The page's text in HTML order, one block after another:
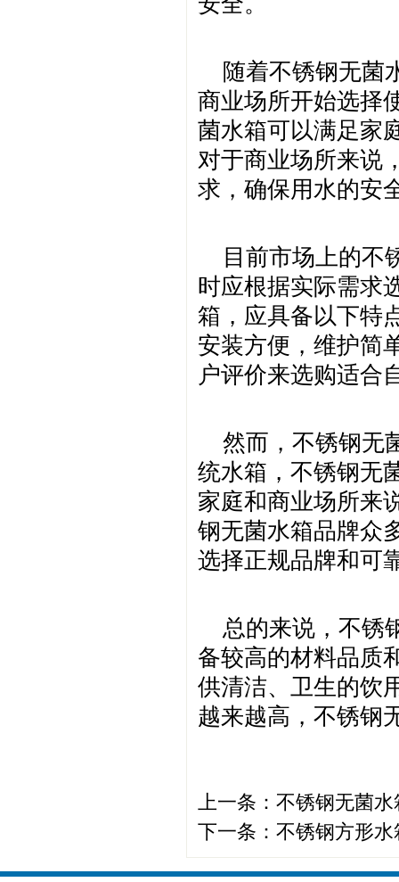
随着不锈钢无菌
商业场所开始选择
菌水箱可以满足家
对于商业场所来说
求，确保用水的安
目前市场上的不
时应根据实际需求
箱，应具备以下特
安装方便，维护简
户评价来选购适合
然而，不锈钢无
统水箱，不锈钢无
家庭和商业场所来
钢无菌水箱品牌众
选择正规品牌和可
总的来说，不锈
备较高的材料品质
供清洁、卫生的饮
越来越高，不锈钢
上一条： 不锈钢无菌
下一条： 不锈钢方形